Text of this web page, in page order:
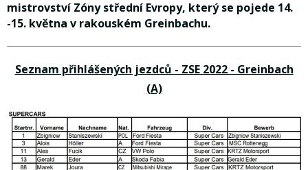
mistrovství Zóny střední Evropy, který se pojede 14.
-15. května v rakouském Greinbachu.
Seznam přihlášených jezdců - ZSE 2022 - Greinbach
(A)